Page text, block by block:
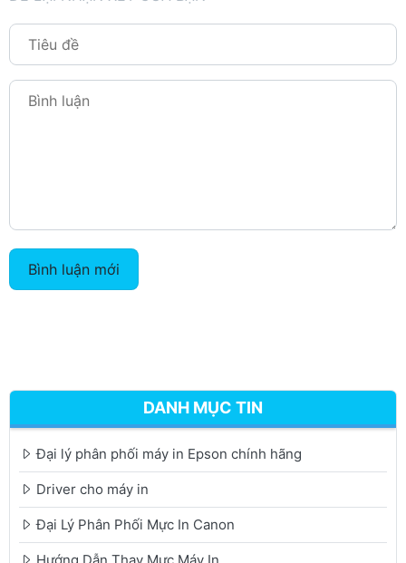
Bình luận mới
DANH MỤC TIN
Đại lý phân phối máy in Epson chính hãng
Driver cho máy in
Đại Lý Phân Phối Mực In Canon
Hướng Dẫn Thay Mực Máy In